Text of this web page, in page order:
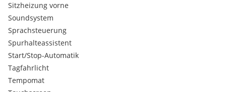
Sitzheizung vorne
Soundsystem
Sprachsteuerung
Spurhalteassistent
Start/Stop-Automatik
Tagfahrlicht
Tempomat